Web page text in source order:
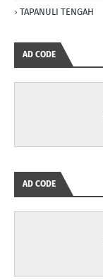
TAPANULI TENGAH
AD CODE
AD CODE